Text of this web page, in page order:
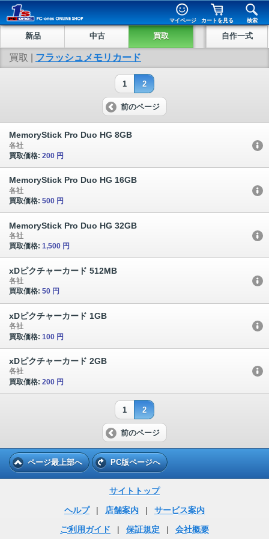
マイページ カートを見る 検索
新品 中古 買取 自作一式
買取 | フラッシュメモリカード
1 2
前のページ
MemoryStick Pro Duo HG 8GB
各社
買取価格: 200 円
MemoryStick Pro Duo HG 16GB
各社
買取価格: 500 円
MemoryStick Pro Duo HG 32GB
各社
買取価格: 1,500 円
xDピクチャーカード 512MB
各社
買取価格: 50 円
xDピクチャーカード 1GB
各社
買取価格: 100 円
xDピクチャーカード 2GB
各社
買取価格: 200 円
1 2
前のページ
ページ最上部へ PC版ページへ
サイトトップ
ヘルプ
| 店舗案内 |
サービス案内
ご利用ガイド
| 保証規定 | 会社概要